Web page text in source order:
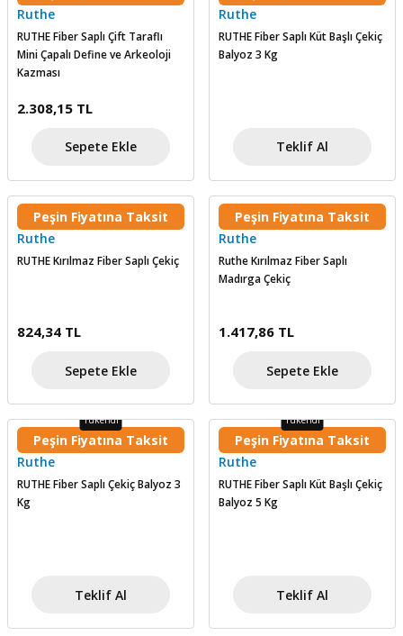
Siperlik
Ruthe
RUTHE Fiber Saplı Çift Taraflı
Mini Çapalı Define ve Arkeoloji
Kazması
2.308,15 TL
Sepete Ekle
Ruthe
RUTHE Fiber Saplı Küt Başlı Çekiç
Balyoz 3 Kg
Teklif Al
Peşin Fiyatına Taksit
Ruthe
RUTHE Kırılmaz Fiber Saplı Çekiç
824,34 TL
Sepete Ekle
Peşin Fiyatına Taksit
Ruthe
Ruthe Kırılmaz Fiber Saplı
Madırga Çekiç
1.417,86 TL
Sepete Ekle
Tükendi
Peşin Fiyatına Taksit
Ruthe
RUTHE Fiber Saplı Çekiç Balyoz 3
Kg
Teklif Al
Tükendi
Peşin Fiyatına Taksit
Ruthe
RUTHE Fiber Saplı Küt Başlı Çekiç
Balyoz 5 Kg
Teklif Al